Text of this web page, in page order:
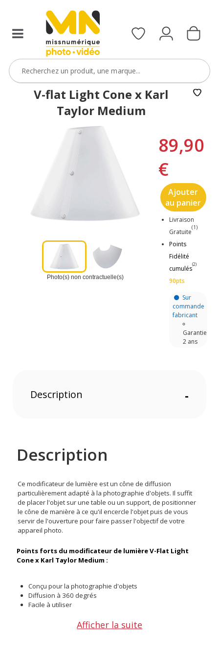
V-flat Light Cone x Karl
Taylor Medium
Photo(s) non contractuelle(s)
89,90
€
Ajouter
au panier
Livraison
Gratuite
(1)
Points
Fidélité
cumulés
(2)
90pts
Sur
commande
fabricant
Garantie
2 ans
Description -
Description
Ce modificateur de lumière est un cône de diffusion
particulièrement adapté à la photographie d'objets. Il suffit
de placer l'objet sur une table ou un support, de positionner
le cône de manière à ce qu'il encercle l'objet puis de vous
servir de l'ouverture pour faire passer l'objectif de votre
appareil photo.
Points forts du modificateur de lumière V-Flat Light
Cone x Karl Taylor Medium :
Conçu pour la photographie d'objets
Diffusion à 360 degrés
Facile à utiliser
Afficher la suite